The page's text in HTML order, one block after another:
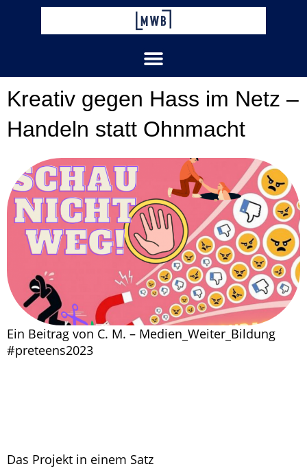
Kreativ gegen Hass im Netz –
Handeln statt Ohnmacht
Ein Beitrag von C. M. – Medien_Weiter_Bildung
#preteens2023
Das Projekt in einem Satz